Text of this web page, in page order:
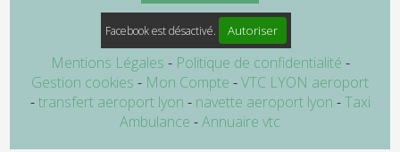
Facebook est désactivé. Autoriser
Mentions Légales
Politique de confidentialité
Gestion cookies
Mon Compte
VTC LYON aeroport
transfert aeroport lyon
navette aeroport lyon
Taxi
Ambulance
Annuaire vtc